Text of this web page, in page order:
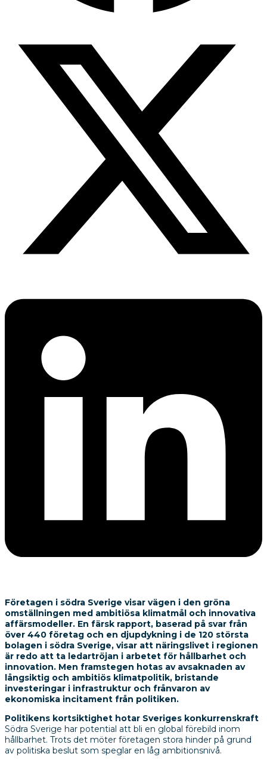
Företagen i södra Sverige visar vägen i den gröna
omställningen med ambitiösa klimatmål och innovativa
affärsmodeller. En färsk rapport, baserad på svar från
över 440 företag och en djupdykning i de 120 största
bolagen i södra Sverige, visar att näringslivet i regionen
är redo att ta ledartröjan i arbetet för hållbarhet och
innovation. Men framstegen hotas av avsaknaden av
långsiktig och ambitiös klimatpolitik, bristande
investeringar i infrastruktur och frånvaron av
ekonomiska incitament från politiken.
Politikens kortsiktighet hotar Sveriges konkurrenskraft
Södra Sverige har potential att bli en global förebild inom
hållbarhet. Trots det möter företagen stora hinder på grund
av politiska beslut som speglar en låg ambitionsnivå.